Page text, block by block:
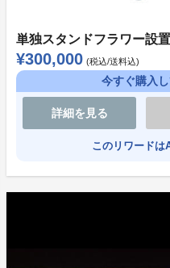
単独スタンドフラワー設置
¥300,000 (税込/送料込)
今すぐ購入
詳細を見る
このリワード